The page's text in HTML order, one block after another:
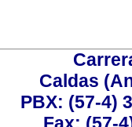
Caldas
PBX: (57-4)